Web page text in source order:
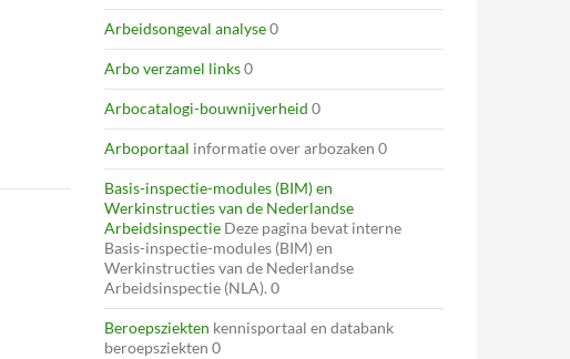
Arbeidsongeval analyse0
Arbo verzamel links0
Arbocatalogi-bouwnijverheid 0
Arboportaal informatie over arbozaken 0
Basis-inspectie-modules (BIM) en
Werkinstructies van de Nederlandse
Arbeidsinspectie Deze pagina bevat interne
Basis-inspectie-modules (BIM) en
Werkinstructies van de Nederlandse
Arbeidsinspectie (NLA). 0
Beroepsziekten kennisportaal en databank
beroepsziekten 0